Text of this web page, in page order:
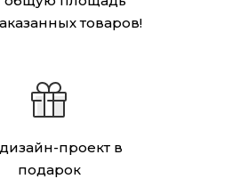
товаров!
проект в
подарок